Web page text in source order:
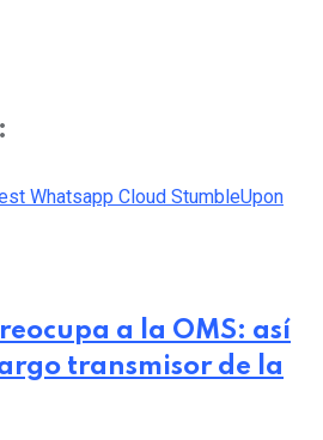
Whatsapp Cloud StumbleUpon
a la OMS: así
transmisor de la